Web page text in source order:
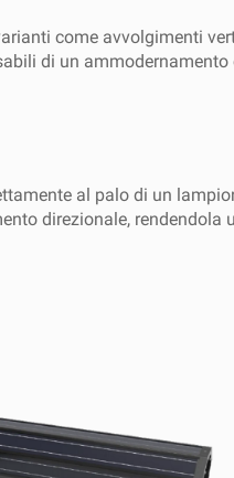
come avvolgimenti
di un
al palo di un
direzionale,